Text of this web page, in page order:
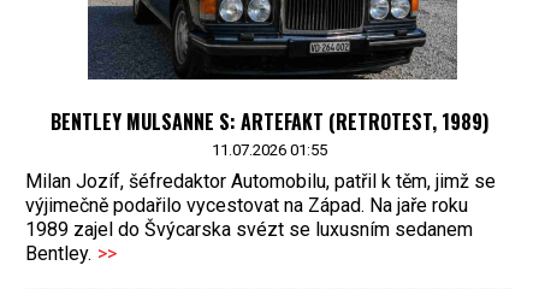
BENTLEY MULSANNE S: ARTEFAKT (RETROTEST, 1989)
11.07.2026 01:55
Milan Jozíf, šéfredaktor Automobilu, patřil k těm, jimž se
výjimečně podařilo vycestovat na Západ. Na jaře roku
1989 zajel do Švýcarska svézt se luxusním sedanem
Bentley. >>